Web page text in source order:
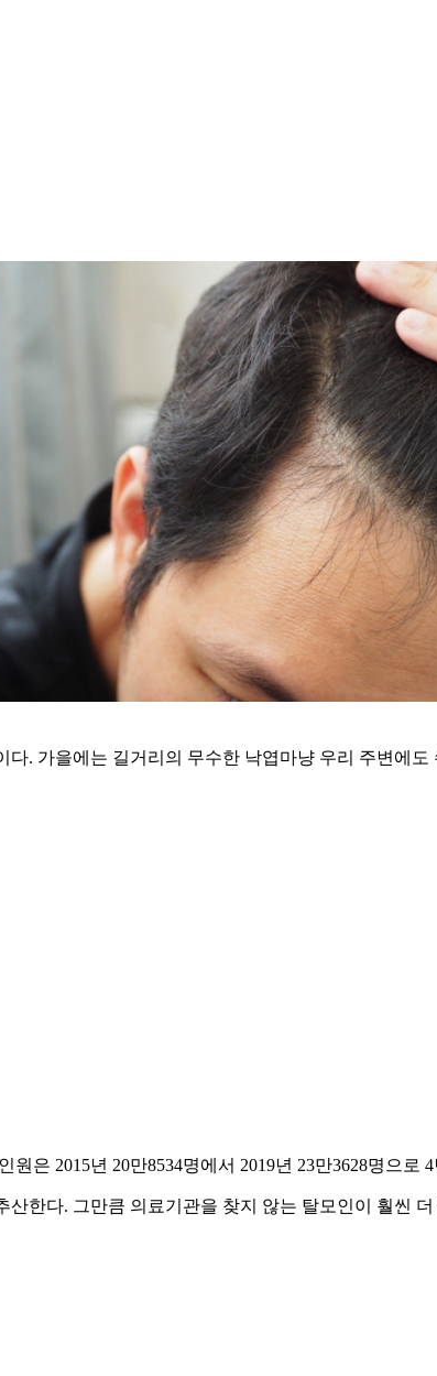
. 가을에는 길거리의 무수한 낙엽마냥 우리 주변에
은 2015년 20만8534명에서 2019년 23만3628명으로
한다. 그만큼 의료기관을 찾지 않는 탈모인이 훨씬